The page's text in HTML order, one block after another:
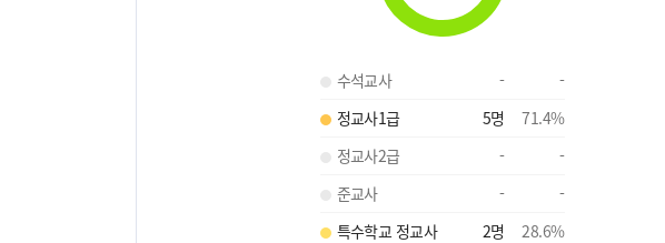
수석교사 -
-
정교사1급
5명 71.4%
정교사2급
-
-
준교사
-
-
특수학교 정교사
2명 28.6%